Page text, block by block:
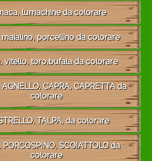
lumachine da colorare
maialino, porcellino da colorare
vitello, toro,bufala da colorare
AGNELLO, CAPRA, CAPRETTA da
colorare
TALPA, da colorare
PORCOSPINO, SCOIATTOLO da
colorare